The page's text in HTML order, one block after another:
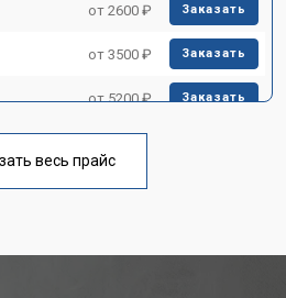
от 2600 ₽ Заказать
от 3500 ₽ Заказать
от 5200 ₽ Заказать
от 3700 ₽
весь прайс